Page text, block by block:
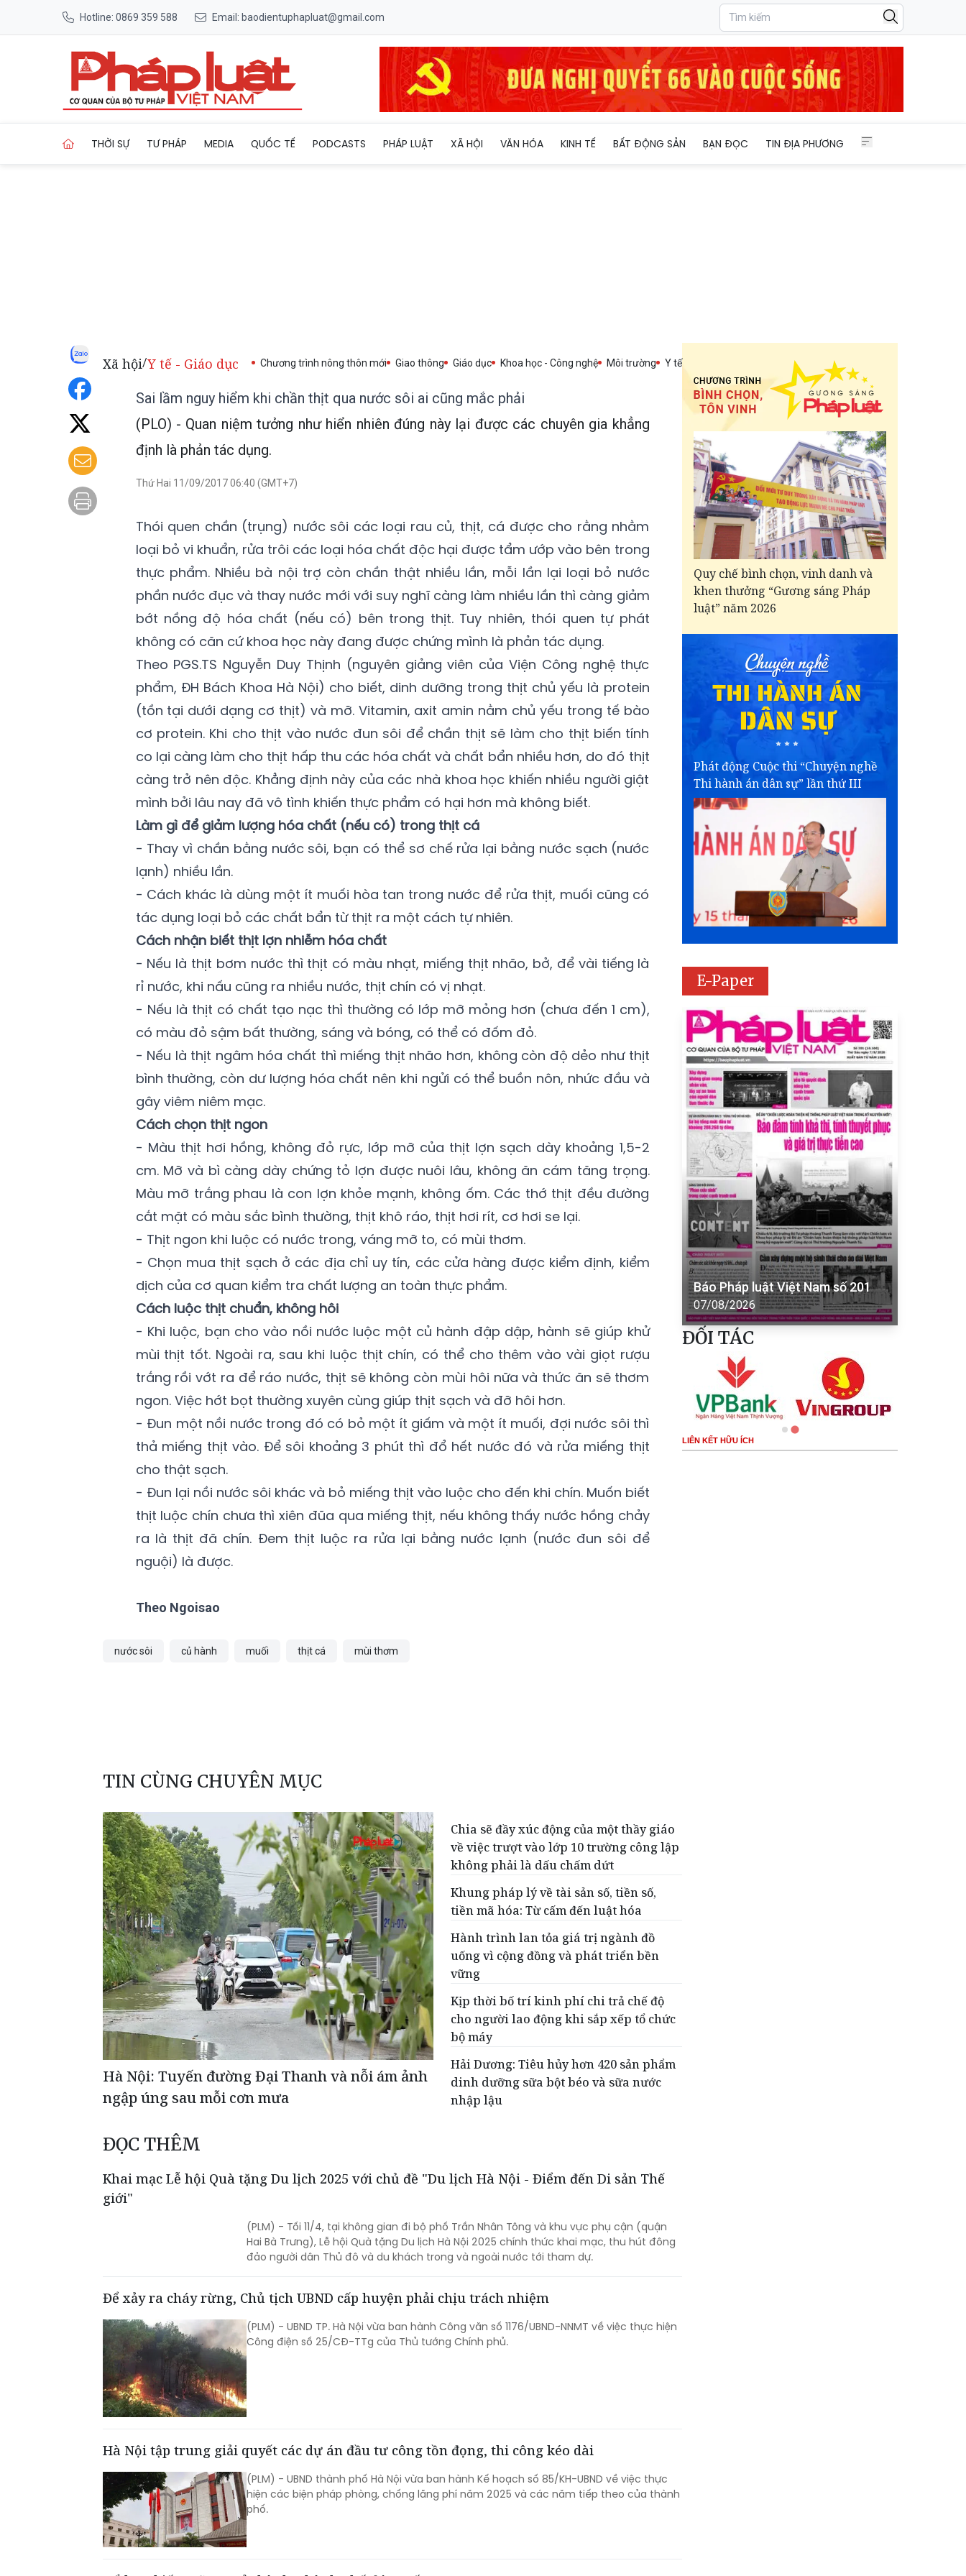
Hotline: 0869 359 588 Email: baodientuphapluat@gmail.com
THỜI SỰ TƯ PHÁP MEDIA QUỐC TẾ PODCASTS PHÁP LUẬT XÃ HỘI VĂN HÓA KINH TẾ BẤT ĐỘNG SẢN BẠN ĐỌC TIN ĐỊA PHƯƠNG
Xã hội/Y tế - Giáo dục Chương trình nông thôn mới Giao thông Giáo dục Khoa học - Công nghệ Môi trường Y tế
Sai lầm nguy hiểm khi chần thịt qua nước sôi ai cũng mắc phải
(PLO) - Quan niệm tưởng như hiển nhiên đúng này lại được các chuyên gia khẳng
định là phản tác dụng.
Thứ Hai 11/09/2017 06:40 (GMT+7)
Thói quen chần (trụng) nước sôi các loại rau củ, thịt, cá được cho rằng nhằm
loại bỏ vi khuẩn, rửa trôi các loại hóa chất độc hại được tẩm ướp vào bên trong
thực phẩm. Nhiều bà nội trợ còn chần thật nhiều lần, mỗi lần lại loại bỏ nước
phần nước đục và thay nước mới với suy nghĩ càng làm nhiều lần thì càng giảm
bớt nồng độ hóa chất (nếu có) bên trong thịt. Tuy nhiên, thói quen tự phát
không có căn cứ khoa học này đang được chứng mình là phản tác dụng.
Theo PGS.TS Nguyễn Duy Thịnh (nguyên giảng viên của Viện Công nghệ thực
phẩm, ĐH Bách Khoa Hà Nội) cho biết, dinh dưỡng trong thịt chủ yếu là protein
(tồn tại dưới dạng cơ thịt) và mỡ. Vitamin, axit amin nằm chủ yếu trong tế bào
cơ protein. Khi cho thịt vào nước đun sôi để chần thịt sẽ làm cho thịt biến tính
co lại càng làm cho thịt hấp thu các hóa chất và chất bẩn nhiều hơn, do đó thịt
càng trở nên độc. Khẳng định này của các nhà khoa học khiến nhiều người giật
mình bởi lâu nay đã vô tình khiến thực phẩm có hại hơn mà không biết.
Làm gì để giảm lượng hóa chất (nếu có) trong thịt cá
- Thay vì chần bằng nước sôi, bạn có thể sơ chế rửa lại bằng nước sạch (nước
lạnh) nhiều lần.
- Cách khác là dùng một ít muối hòa tan trong nước để rửa thịt, muối cũng có
tác dụng loại bỏ các chất bẩn từ thịt ra một cách tự nhiên.
Cách nhận biết thịt lợn nhiễm hóa chất
- Nếu là thịt bơm nước thì thịt có màu nhạt, miếng thịt nhão, bở, để vài tiếng là
rỉ nước, khi nấu cũng ra nhiều nước, thịt chín có vị nhạt.
- Nếu là thịt có chất tạo nạc thì thường có lớp mỡ mỏng hơn (chưa đến 1 cm),
có màu đỏ sậm bất thường, sáng và bóng, có thể có đốm đỏ.
- Nếu là thịt ngâm hóa chất thì miếng thịt nhão hơn, không còn độ dẻo như thịt
bình thường, còn dư lượng hóa chất nên khi ngửi có thể buồn nôn, nhức đầu và
gây viêm niêm mạc.
Cách chọn thịt ngon
- Màu thịt hơi hồng, không đỏ rực, lớp mỡ của thịt lợn sạch dày khoảng 1,5-2
cm. Mỡ và bì càng dày chứng tỏ lợn được nuôi lâu, không ăn cám tăng trọng.
Màu mỡ trắng phau là con lợn khỏe mạnh, không ốm. Các thớ thịt đều đường
cắt mặt có màu sắc bình thường, thịt khô ráo, thịt hơi rít, cơ hơi se lại.
- Thịt ngon khi luộc có nước trong, váng mỡ to, có mùi thơm.
- Chọn mua thịt sạch ở các địa chỉ uy tín, các cửa hàng được kiểm định, kiểm
dịch của cơ quan kiểm tra chất lượng an toàn thực phẩm.
Cách luộc thịt chuẩn, không hôi
- Khi luộc, bạn cho vào nồi nước luộc một củ hành đập dập, hành sẽ giúp khử
mùi thịt tốt. Ngoài ra, sau khi luộc thịt chín, có thể cho thêm vào vài giọt rượu
trắng rồi vớt ra để ráo nước, thịt sẽ không còn mùi hôi nữa và thức ăn sẽ thơm
ngon. Việc hớt bọt thường xuyên cùng giúp thịt sạch và đỡ hôi hơn.
- Đun một nồi nước trong đó có bỏ một ít giấm và một ít muối, đợi nước sôi thì
thả miếng thịt vào. Để sôi khoảng 3 phút thì đổ hết nước đó và rửa miếng thịt
cho thật sạch.
- Đun lại nồi nước sôi khác và bỏ miếng thịt vào luộc cho đến khi chín. Muốn biết
thịt luộc chín chưa thì xiên đũa qua miếng thịt, nếu không thấy nước hồng chảy
ra là thịt đã chín. Đem thịt luộc ra rửa lại bằng nước lạnh (nước đun sôi để
nguội) là được.
Theo Ngoisao
nước sôi củ hành muối thịt cá mùi thơm
TIN CÙNG CHUYÊN MỤC
Hà Nội: Tuyến đường Đại Thanh và nỗi ám ảnh
ngập úng sau mỗi cơn mưa
Chia sẽ đầy xúc động của một thầy giáo
về việc trượt vào lớp 10 trường công lập
không phải là dấu chấm dứt
Khung pháp lý về tài sản số, tiền số,
tiền mã hóa: Từ cấm đến luật hóa
Hành trình lan tỏa giá trị ngành đồ
uống vì cộng đồng và phát triển bền
vững
Kịp thời bố trí kinh phí chi trả chế độ
cho người lao động khi sắp xếp tổ chức
bộ máy
Hải Dương: Tiêu hủy hơn 420 sản phẩm
dinh dưỡng sữa bột béo và sữa nước
nhập lậu
ĐỌC THÊM
Khai mạc Lễ hội Quà tặng Du lịch 2025 với chủ đề "Du lịch Hà Nội - Điểm đến Di sản Thế
giới"
(PLM) - Tối 11/4, tại không gian đi bộ phố Trần Nhân Tông và khu vực phụ cận (quận
Hai Bà Trưng), Lễ hội Quà tặng Du lịch Hà Nội 2025 chính thức khai mạc, thu hút đông
đảo người dân Thủ đô và du khách trong và ngoài nước tới tham dự.
Để xảy ra cháy rừng, Chủ tịch UBND cấp huyện phải chịu trách nhiệm
(PLM) - UBND TP. Hà Nội vừa ban hành Công văn số 1176/UBND-NNMT về việc thực hiện
Công điện số 25/CĐ-TTg của Thủ tướng Chính phủ.
Hà Nội tập trung giải quyết các dự án đầu tư công tồn đọng, thi công kéo dài
(PLM) - UBND thành phố Hà Nội vừa ban hành Kế hoạch số 85/KH-UBND về việc thực
hiện các biện pháp phòng, chống lãng phí năm 2025 và các năm tiếp theo của thành
phố.
Quy chế bình chọn, vinh danh và
khen thưởng “Gương sáng Pháp
luật” năm 2026
Phát động Cuộc thi “Chuyện nghề
Thi hành án dân sự” lần thứ III
E-Paper
Báo Pháp luật Việt Nam số 201
07/08/2026
ĐỐI TÁC
LIÊN KẾT HỮU ÍCH